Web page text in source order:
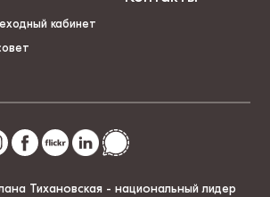
кабинет
Тихановская - национальный лидер